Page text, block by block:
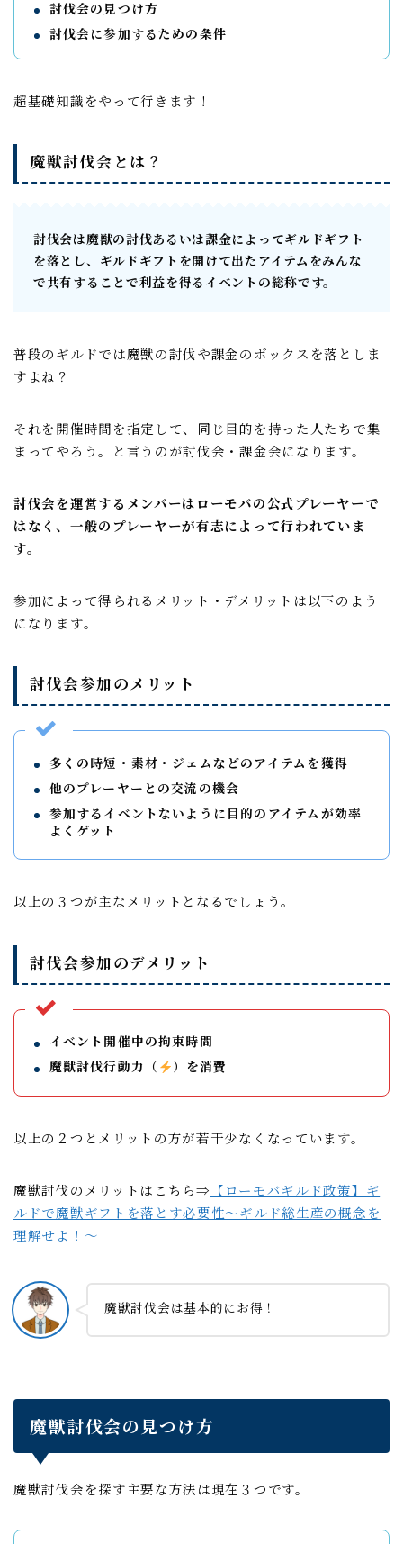
討伐会の見つけ方
討伐会に参加するための条件
超基礎知識をやって行きます！
魔獣討伐会とは？
討伐会は魔獣の討伐あるいは課金によってギルドギフト
を落とし、ギルドギフトを開けて出たアイテムをみんな
で共有することで利益を得るイベントの総称です。
普段のギルドでは魔獣の討伐や課金のボックスを落としま
すよね？
それを開催時間を指定して、同じ目的を持った人たちで集
まってやろう。と言うのが討伐会・課金会になります。
討伐会を運営するメンバーはローモバの公式プレーヤーで
はなく、一般のプレーヤーが有志によって行われていま
す。
参加によって得られるメリット・デメリットは以下のよう
になります。
討伐会参加のメリット
多くの時短・素材・ジェムなどのアイテムを獲得
他のプレーヤーとの交流の機会
参加するイベントないように目的のアイテムが効率
よくゲット
以上の３つが主なメリットとなるでしょう。
討伐会参加のデメリット
イベント開催中の拘束時間
魔獣討伐行動力（
）を消費
以上の２つとメリットの方が若干少なくなっています。
魔獣討伐のメリットはこちら⇒ 【ローモバギルド政策】ギ
ルドで魔獣ギフトを落とす必要性～ギルド総生産の概念を
理解せよ！～
魔獣討伐会は基本的にお得！
魔獣討伐会の見つけ方
魔獣討伐会を探す主要な方法は現在３つです。